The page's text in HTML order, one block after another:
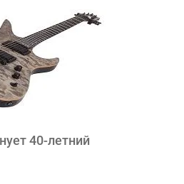
40-летний